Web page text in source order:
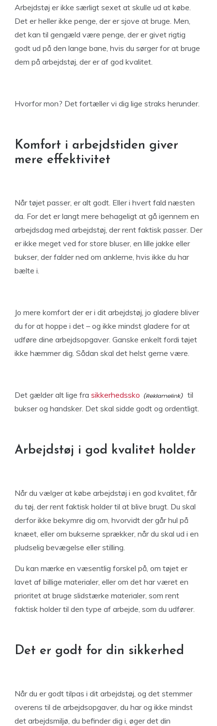
Arbejdstøj er ikke særligt sexet at skulle ud at købe.
Det er heller ikke penge, der er sjove at bruge. Men,
det kan til gengæld være penge, der er givet rigtig
godt ud på den lange bane, hvis du sørger for at bruge
dem på arbejdstøj, der er af god kvalitet.
Hvorfor mon? Det fortæller vi dig lige straks herunder.
Komfort i arbejdstiden giver
mere effektivitet
Når tøjet passer, er alt godt. Eller i hvert fald næsten
da. For det er langt mere behageligt at gå igennem en
arbejdsdag med arbejdstøj, der rent faktisk passer. Der
er ikke meget ved for store bluser, en lille jakke eller
bukser, der falder ned om anklerne, hvis ikke du har
bælte i.
Jo mere komfort der er i dit arbejdstøj, jo gladere bliver
du for at hoppe i det – og ikke mindst gladere for at
udføre dine arbejdsopgaver. Ganske enkelt fordi tøjet
ikke hæmmer dig. Sådan skal det helst gerne være.
Det gælder alt lige fra sikkerhedssko
til
bukser og handsker. Det skal sidde godt og ordentligt.
Arbejdstøj i god kvalitet holder
Når du vælger at købe arbejdstøj i en god kvalitet, får
du tøj, der rent faktisk holder til at blive brugt. Du skal
derfor ikke bekymre dig om, hvorvidt der går hul på
knæet, eller om bukserne sprækker, når du skal ud i en
pludselig bevægelse eller stilling.
Du kan mærke en væsentlig forskel på, om tøjet er
lavet af billige materialer, eller om det har været en
prioritet at bruge slidstærke materialer, som rent
faktisk holder til den type af arbejde, som du udfører.
Det er godt for din sikkerhed
Når du er godt tilpas i dit arbejdstøj, og det stemmer
overens til de arbejdsopgaver, du har og ikke mindst
det arbejdsmiljø, du befinder dig i, øger det din